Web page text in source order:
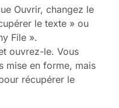
Ouvrir, changez le
le texte » ou
File ».
ouvrez-le. Vous
mise en forme, mais
récupérer le